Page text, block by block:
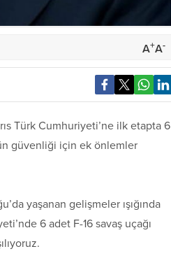
A+A-
Türk Cumhuriyeti’ne ilk etapta 6
güvenliği için ek önlemler
yaşanan gelişmeler ışığında
6 adet F-16 savaş uçağı